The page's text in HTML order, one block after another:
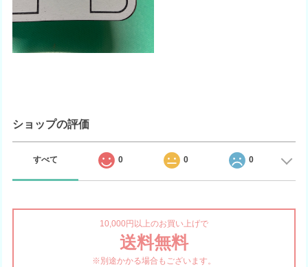
ショップの評価
すべて 0 0 0
10,000円以上のお買い上げで
送料無料
※別途かかる場合もございます。